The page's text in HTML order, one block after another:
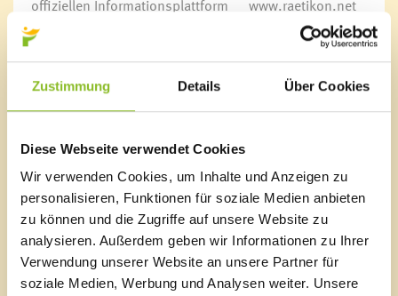
Zustimmung Details Über Cookies
Diese Webseite verwendet Cookies
Wir verwenden Cookies, um Inhalte und Anzeigen zu
personalisieren, Funktionen für soziale Medien anbieten
zu können und die Zugriffe auf unsere Website zu
analysieren. Außerdem geben wir Informationen zu Ihrer
Verwendung unserer Website an unsere Partner für
soziale Medien, Werbung und Analysen weiter. Unsere
offiziellen Informationsplattform
www.raetikon.net
einen Online-Fragebogen ausfüllen. Bis im Sommer
2019 sollten dann alle Parameter soweit erarbeitet
sein, dass die Gemeinden rund um den Rätikon
entscheiden können, ob und in welcher Form es mit
Gemeindepräsidenten, Bürgermeister und
Die wichtigsten Fragen & Antworten zum Projekt
Naturpark Rätikon:
Warum ein Naturpark?
Die Idee eines Naturparks Rätikon wurde mit der